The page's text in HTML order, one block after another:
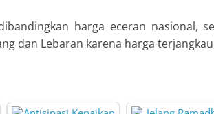
harga eceran nasional,
dan Lebaran karena harga